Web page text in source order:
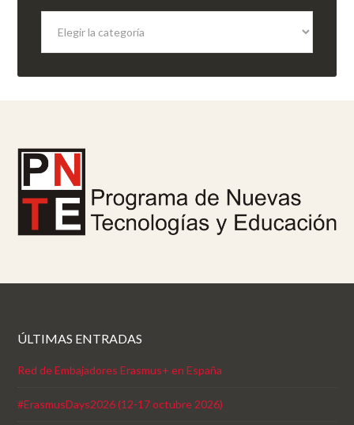
ÚLTIMAS ENTRADAS
Red de Embajadores Erasmus+ en España
#ErasmusDays2026 (12-17 octubre 2026)